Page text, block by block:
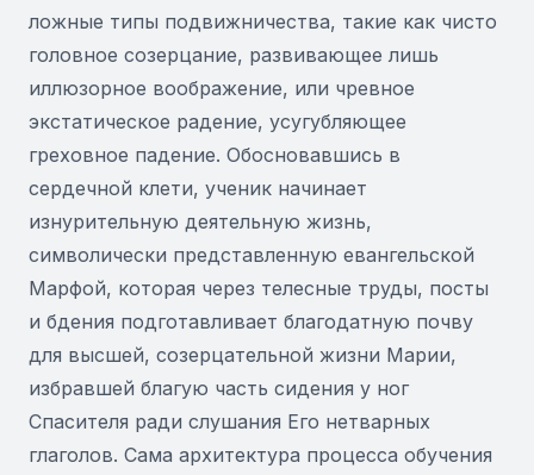
ложные типы подвижничества, такие как чисто
головное созерцание, развивающее лишь
иллюзорное воображение, или чревное
экстатическое радение, усугубляющее
греховное падение. Обосновавшись в
сердечной клети, ученик начинает
изнурительную деятельную жизнь,
символически представленную евангельской
Марфой, которая через телесные труды, посты
и бдения подготавливает благодатную почву
для высшей, созерцательной жизни Марии,
избравшей благую часть сидения у ног
Спасителя ради слушания Его нетварных
глаголов. Сама архитектура процесса обучения